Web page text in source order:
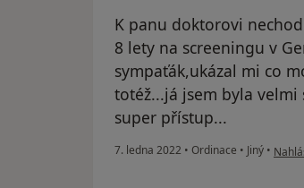
K panu doktorovi
8 lety na screeningu v
sympaťák,ukázal mi co
totéž...já jsem byla velmi
super přístup...
7. ledna 2022 • Ordinace • Jiný • podle